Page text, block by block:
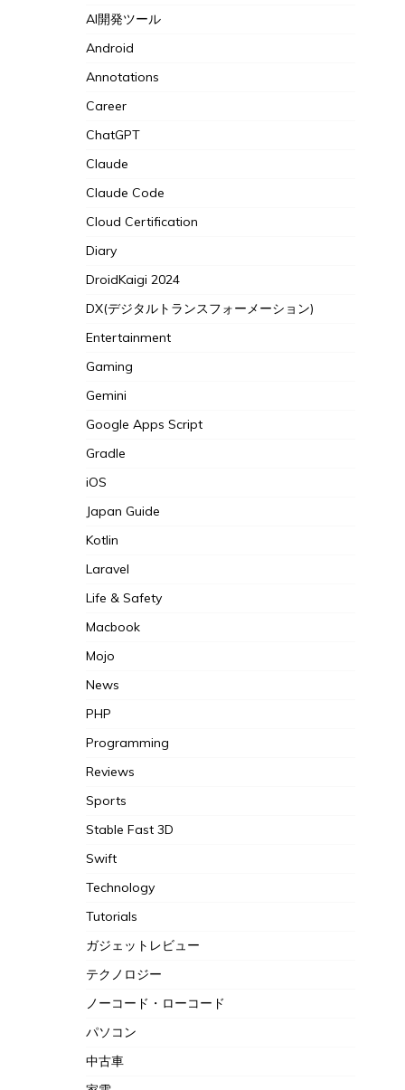
AI開発ツール
Android
Annotations
Career
ChatGPT
Claude
Claude Code
Cloud Certification
Diary
DroidKaigi 2024
DX(デジタルトランスフォーメーション)
Entertainment
Gaming
Gemini
Google Apps Script
Gradle
iOS
Japan Guide
Kotlin
Laravel
Life & Safety
Macbook
Mojo
News
PHP
Programming
Reviews
Sports
Stable Fast 3D
Swift
Technology
Tutorials
ガジェットレビュー
テクノロジー
ノーコード・ローコード
パソコン
中古車